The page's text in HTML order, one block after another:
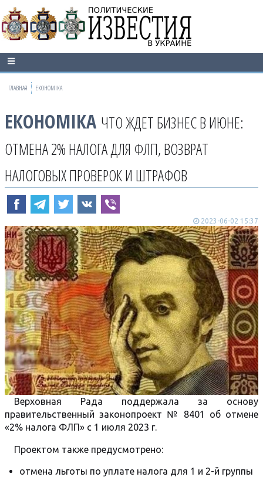
ГЛАВНАЯ ЕКОНОМІКА
ЕКОНОМІКА ЧТО ЖДЕТ БИЗНЕС В ИЮНЕ:
ОТМЕНА 2% НАЛОГА ДЛЯ ФЛП, ВОЗВРАТ
НАЛОГОВЫХ ПРОВЕРОК И ШТРАФОВ
2023-06-02 15:37
Верховная Рада поддержала за основу
правительственный законопроект № 8401 об отмене
«2% налога ФЛП» с 1 июля 2023 г.
Проектом также предусмотрено:
отмена льготы по уплате налога для 1 и 2-й группы